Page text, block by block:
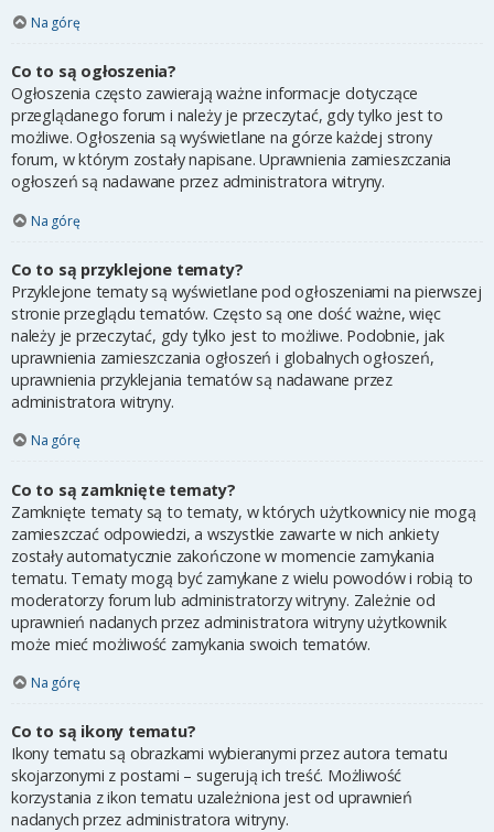
Na górę
Co to są ogłoszenia?
Ogłoszenia często zawierają ważne informacje dotyczące
przeglądanego forum i należy je przeczytać, gdy tylko jest to
możliwe. Ogłoszenia są wyświetlane na górze każdej strony
forum, w którym zostały napisane. Uprawnienia zamieszczania
ogłoszeń są nadawane przez administratora witryny.
Na górę
Co to są przyklejone tematy?
Przyklejone tematy są wyświetlane pod ogłoszeniami na pierwszej
stronie przeglądu tematów. Często są one dość ważne, więc
należy je przeczytać, gdy tylko jest to możliwe. Podobnie, jak
uprawnienia zamieszczania ogłoszeń i globalnych ogłoszeń,
uprawnienia przyklejania tematów są nadawane przez
administratora witryny.
Na górę
Co to są zamknięte tematy?
Zamknięte tematy są to tematy, w których użytkownicy nie mogą
zamieszczać odpowiedzi, a wszystkie zawarte w nich ankiety
zostały automatycznie zakończone w momencie zamykania
tematu. Tematy mogą być zamykane z wielu powodów i robią to
moderatorzy forum lub administratorzy witryny. Zależnie od
uprawnień nadanych przez administratora witryny użytkownik
może mieć możliwość zamykania swoich tematów.
Na górę
Co to są ikony tematu?
Ikony tematu są obrazkami wybieranymi przez autora tematu
skojarzonymi z postami – sugerują ich treść. Możliwość
korzystania z ikon tematu uzależniona jest od uprawnień
nadanych przez administratora witryny.